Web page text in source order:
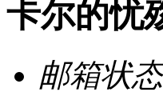
卡尔的忧
邮箱状态